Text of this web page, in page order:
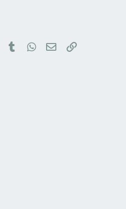
PinterestTumblrWhatsApp
Email Link